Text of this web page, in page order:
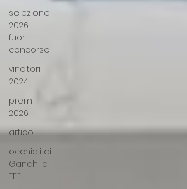
selezione
2026 -
fuori
concorso
vincitori
2024
premi
2026
articoli
occhiali di
Gandhi al
TFF